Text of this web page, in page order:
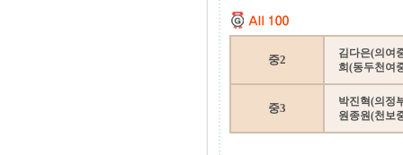
중2
김다은(의여
희(동두천여
중3
박진혁(의정
원종원(천보